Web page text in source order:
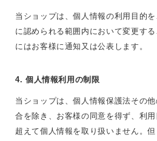
当ショップは、個人情報の利用目的
に認められる範囲内において変更す
にはお客様に通知又は公表します。
4. 個人情報利用の制限
当ショップは、個人情報保護法その
合を除き、お客様の同意を得ず、利
超えて個人情報を取り扱いません。